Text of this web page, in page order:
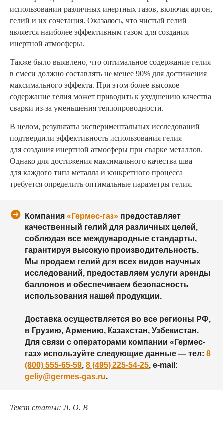
использовании различных инертных газов, включая аргон,
гелий и их сочетания. Оказалось, что чистый гелий
является наиболее эффективным газом для создания
инертной атмосферы.
Также было выявлено, что оптимальное содержание гелия
в смеси должно составлять не менее 90% для достижения
максимального эффекта. При этом более высокое
содержание гелия может приводить к ухудшению качества
сварки из-за уменьшения теплопроводности.
В целом, результаты экспериментальных исследований
подтвердили эффективность использования гелия
для создания инертной атмосферы при сварке металлов.
Однако для достижения максимального качества шва
для каждого типа металла и конкретного процесса
требуется определить оптимальные параметры гелия.
Компания « Гермес-газ» предоставляет
качественный гелий для различных целей,
соблюдая все международные стандарты,
гарантируя высокую производительность.
Мы продаем гелий для всех видов научных
исследований, предоставляем услуги аренды
баллонов и обеспечиваем безопасность
использования нашей продукции.
Доставка осуществляется во все регионы РФ,
в Грузию, Армению, Казахстан, Узбекистан.
Для связи с операторами компании «Гермес-
газ» используйте следующие данные — тел: 8
(800) 555-65-59, 8 (495) 225-54-25, e-mail:
geliy@germes-gas.ru.
Текст статьи: Л. О. В